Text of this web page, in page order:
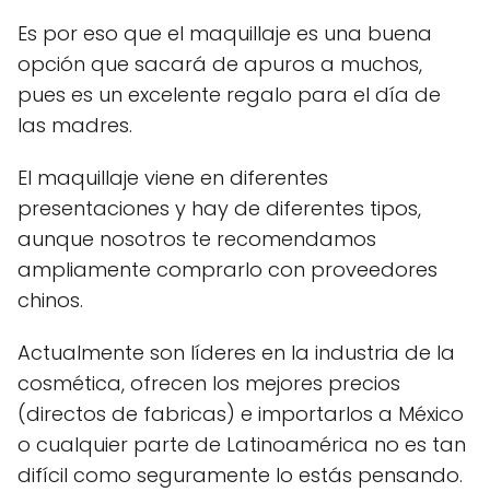
Es por eso que el maquillaje es una buena
opción que sacará de apuros a muchos,
pues es un excelente regalo para el día de
las madres.
El maquillaje viene en diferentes
presentaciones y hay de diferentes tipos,
aunque nosotros te recomendamos
ampliamente comprarlo con proveedores
chinos.
Actualmente son líderes en la industria de la
cosmética, ofrecen los mejores precios
(directos de fabricas) e importarlos a México
o cualquier parte de Latinoamérica no es tan
difícil como seguramente lo estás pensando.